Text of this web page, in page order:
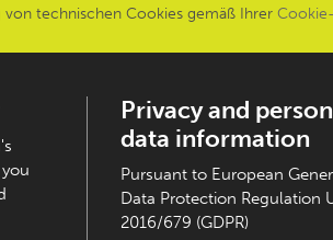
technischen Cookies gemäß Ihrer
Privacy and
data information
Pursuant to European
Data Protection Regulation
2016/679 (GDPR)